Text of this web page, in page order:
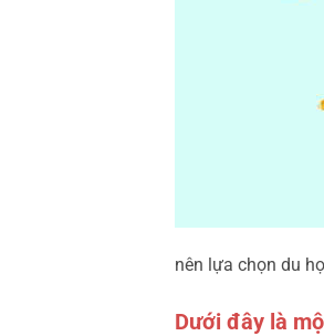
nên lựa chọn du
Dưới đây là